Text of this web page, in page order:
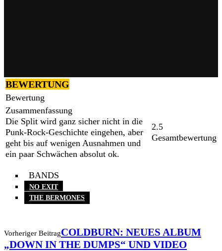
BEWERTUNG
Bewertung
Zusammenfassung
Die Split wird ganz sicher nicht in die
Punk-Rock-Geschichte eingehen, aber
geht bis auf wenigen Ausnahmen und
ein paar Schwächen absolut ok.
2.5
Gesamtbewertung
BANDS
NO EXIT
THE BERMONES
Vorheriger BeitragCOLDBURN: NEUES ALBUM
„DOWN IN THE DUMPS“ UND VIDEO